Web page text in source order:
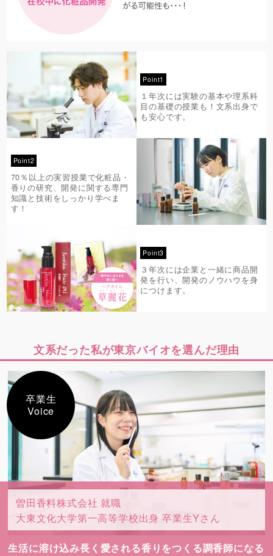
Point1
１年次には実験の基本や理系科
目の基礎の授業も！文系出身で
も安心です。
Point2
70％以上の実習授業で化粧品・
香りの研究、開発に関する専門
知識と技術をしっかり学べま
す！
Point3
３年次には企業と一緒に商品開
発を行い、開発のノウハウを身
につけます。
文系だった私が東京バイオを選んだ理由
卒業生
Voice
曽田香料株式会社 就職
大東文化大学第一高等学校出身 卒業生Yさん
生活に溶け込み長く愛される香りをつくる調香師になる